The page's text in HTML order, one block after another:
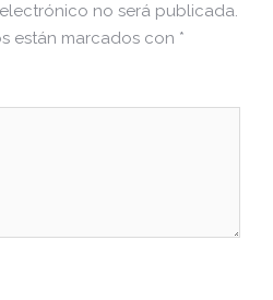
no será publicada.
están marcados con *